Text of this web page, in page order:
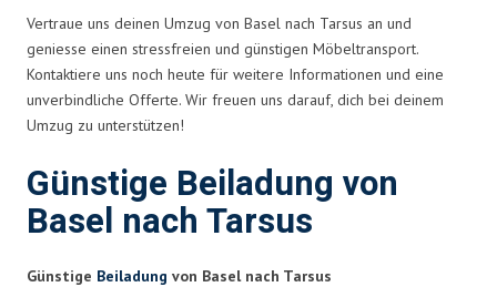
Vertraue uns deinen Umzug von Basel nach Tarsus an und
geniesse einen stressfreien und günstigen Möbeltransport.
Kontaktiere uns noch heute für weitere Informationen und eine
unverbindliche Offerte. Wir freuen uns darauf, dich bei deinem
Umzug zu unterstützen!
Günstige Beiladung von
Basel nach Tarsus
Günstige Beiladung von Basel nach Tarsus